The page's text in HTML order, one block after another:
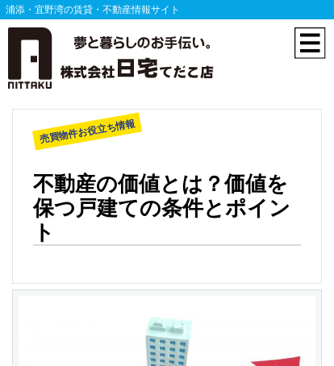
浦添・宜野湾の賃貸・不動産情報サイト
売買物件お役立ち情報
不動産の価値とは？価値を
保つ戸建ての条件とポイン
ト